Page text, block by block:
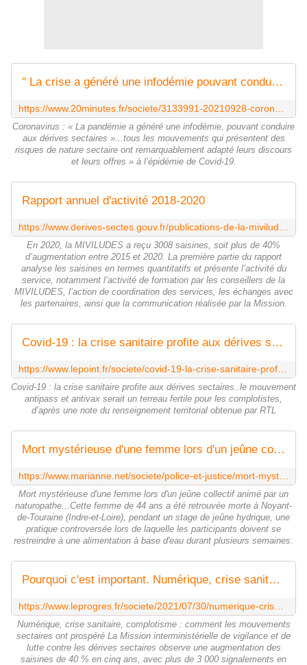
" La crise a généré une infodémie pouvant conduire aux dérives sectaires "
Coronavirus : « La pandémie a généré une infodémie, pouvant conduire
aux dérives sectaires »...tous les mouvements qui présentent des
risques de nature sectaire ont remarquablement adapté leurs discours
et leurs offres » à l’épidémie de Covid-19.
Rapport annuel d'activité 2018-2020
En 2020, la MIVILUDES a reçu 3008 saisines, soit plus de 40%
d’augmentation entre 2015 et 2020. La première partie du rapport
analyse les saisines en termes quantitatifs et présente l’activité du
service, notamment l’activité de formation par les conseillers de la
MIVILUDES, l’action de coordination des services, les échanges avec
les partenaires, ainsi que la communication réalisée par la Mission.
Covid-19 : la crise sanitaire profite aux dérives sectaires
Covid-19 : la crise sanitaire profite aux dérives sectaires..le mouvement
antipass et antivax serait un terreau fertile pour les complotistes,
d’après une note du renseignement territorial obtenue par RTL
Mort mystérieuse d'une femme lors d'un jeûne collectif animé par un naturopathe
Mort mystérieuse d'une femme lors d'un jeûne collectif animé par un
naturopathe...Cette femme de 44 ans a été retrouvée morte à Noyant-
de-Touraine (Indre-et-Loire), pendant un stage de jeûne hydrique, une
pratique controversée lors de laquelle les participants doivent se
restreindre à une alimentation à base d'eau durant plusieurs semaines.
Pourquoi c'est important. Numérique, crise sanitaire, complotisme : comment les mouvements sectaires ont prospéré
Numérique, crise sanitaire, complotisme : comment les mouvements
sectaires ont prospéré La Mission interministérielle de vigilance et de
lutte contre les dérives sectaires observe une augmentation des
saisines de 40 % en cinq ans, avec plus de 3 000 signalements en